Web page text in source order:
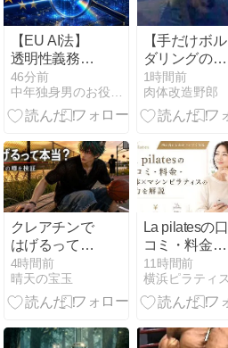
【EU AI法】
透明性義務が
適用開始！日
本が直面する
新ルールと実
46分前
中年独身男のお役立ち情報局
【手だけボル
ダリングのや
る気アッ
プ！】手だけ
机ボルダリン
1時間前
肉体改造野郎
クレアチンで
はげるって本
当？抜け毛と
DHTの噂を最
新の試験でほ
4時間前
晴天の宝玉
La pilatesの口
コミ・料金・
整体×マシン
ピラティスの
魅力を解説
11時間前